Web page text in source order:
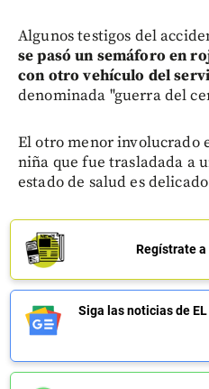
Algunos testigos del
se pasó un semáforo en
con otro vehículo del
denominada "guerra del
El otro menor involucrado
niña que fue trasladada a
estado de salud es
Regístrate
Siga las noticias de